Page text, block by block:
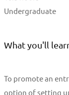
Undergraduate
What you'll
To promote an
option of setting